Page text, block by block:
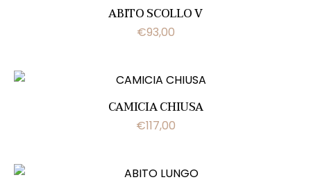
ABITO SCOLLO V
€93,00
CAMICIA CHIUSA
€117,00